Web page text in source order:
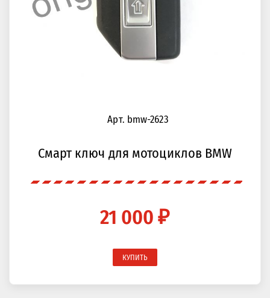
Арт. bmw-2623
Смарт ключ для мотоциклов BMW
21 000 ₽
КУПИТЬ